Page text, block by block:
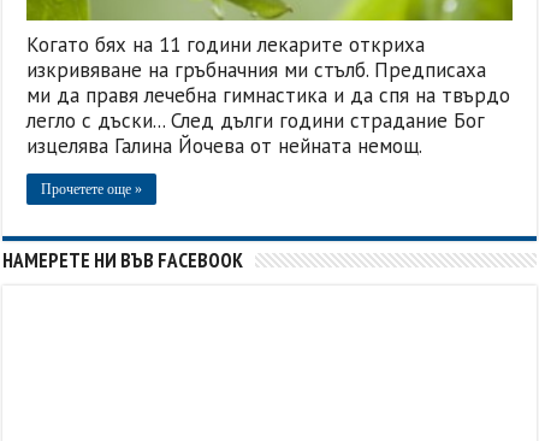
Когато бях на 11 години лекарите откриха
изкривяване на гръбначния ми стълб. Предписаха
ми да правя лечебна гимнастика и да спя на твърдо
легло с дъски... След дълги години страдание Бог
изцелява Галина Йочева от нейната немощ.
Прочетете още »
НАМЕРЕТЕ НИ ВЪВ FACEBOOK